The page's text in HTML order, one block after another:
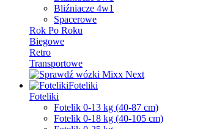
Bliźniacze 4w1
Spacerowe
Rok Po Roku
Biegowe
Retro
Transportowe
Foteliki
Foteliki
Fotelik 0-13 kg (40-87 cm)
Fotelik 0-18 kg (40-105 cm)